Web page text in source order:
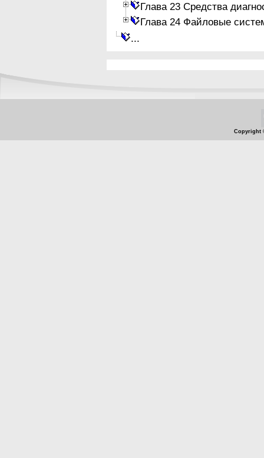
Глава 23 Средства
Глава 24 Файловые
Copyright